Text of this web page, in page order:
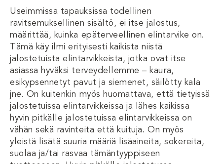
Useimmissa tapauksissa todellinen
ravitsemuksellinen sisältö, ei itse jalostus,
määrittää, kuinka epäterveellinen elintarvike on.
Tämä käy ilmi erityisesti kaikista niistä
jalostetuista elintarvikkeista, jotka ovat itse
asiassa hyväksi terveydellemme – kaura,
esikypsennetyt pavut ja siemenet, säilötty kala
jne. On kuitenkin myös huomattava, että tietyissä
jalostetuissa elintarvikkeissa ja lähes kaikissa
hyvin pitkälle jalostetuissa elintarvikkeissa on
vähän sekä ravinteita että kuituja. On myös
yleistä lisätä suuria määriä lisäaineita, sokereita,
suolaa ja/tai rasvaa tämäntyyppiseen